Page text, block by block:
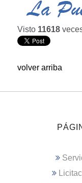
Visto 11618
volver arriba